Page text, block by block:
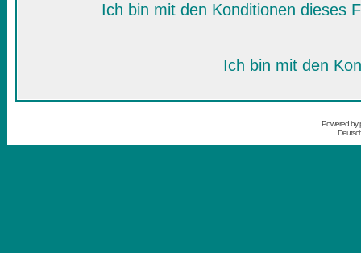
Ich bin mit den Konditionen dieses
Ich bin mit den
Powered by